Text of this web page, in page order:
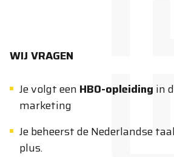
WIJ VRAGEN
Je volgt een HBO-opleiding in
marketing
Je beheerst de Nederlandse
plus.